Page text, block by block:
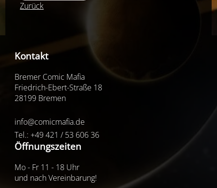
Zurück
Kontakt
Bremer Comic Mafia
Friedrich-Ebert-Straße 18
28199 Bremen
info@comicmafia.de
Tel.: +49 421 / 53 606 36
Öffnungszeiten
Mo - Fr 11 - 18 Uhr
und nach Vereinbarung!